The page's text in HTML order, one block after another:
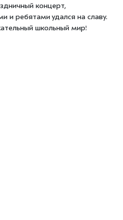
концерт,
и ребятами удался на славу.
школьный мир!